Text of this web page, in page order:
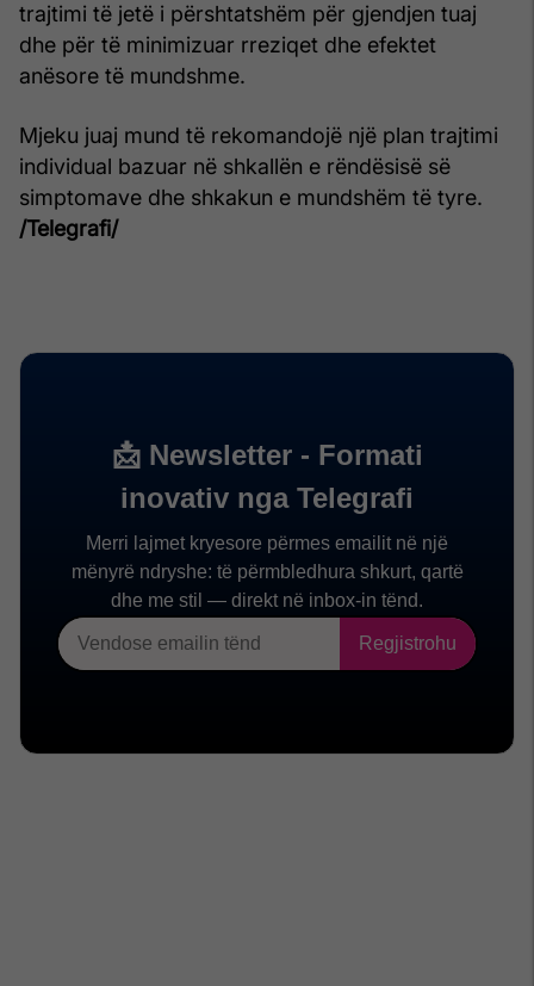
trajtimi të jetë i përshtatshëm për gjendjen tuaj
dhe për të minimizuar rreziqet dhe efektet
anësore të mundshme.
Mjeku juaj mund të rekomandojë një plan trajtimi
individual bazuar në shkallën e rëndësisë së
simptomave dhe shkakun e mundshëm të tyre.
/Telegrafi/